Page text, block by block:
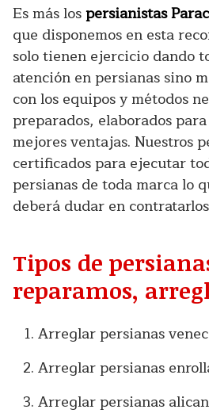
Es más lospersianistas
que disponemos en esta
solo tienen ejercicio dando
atención en persianas sino
con los equipos y métodos
preparados, elaborados
mejores ventajas. Nuestros
certificados para ejecutar
persianas de toda marca lo
deberá dudar en
Tipos de
reparamos,
Arreglar persianas
Arreglar persianas
Arreglar persianas